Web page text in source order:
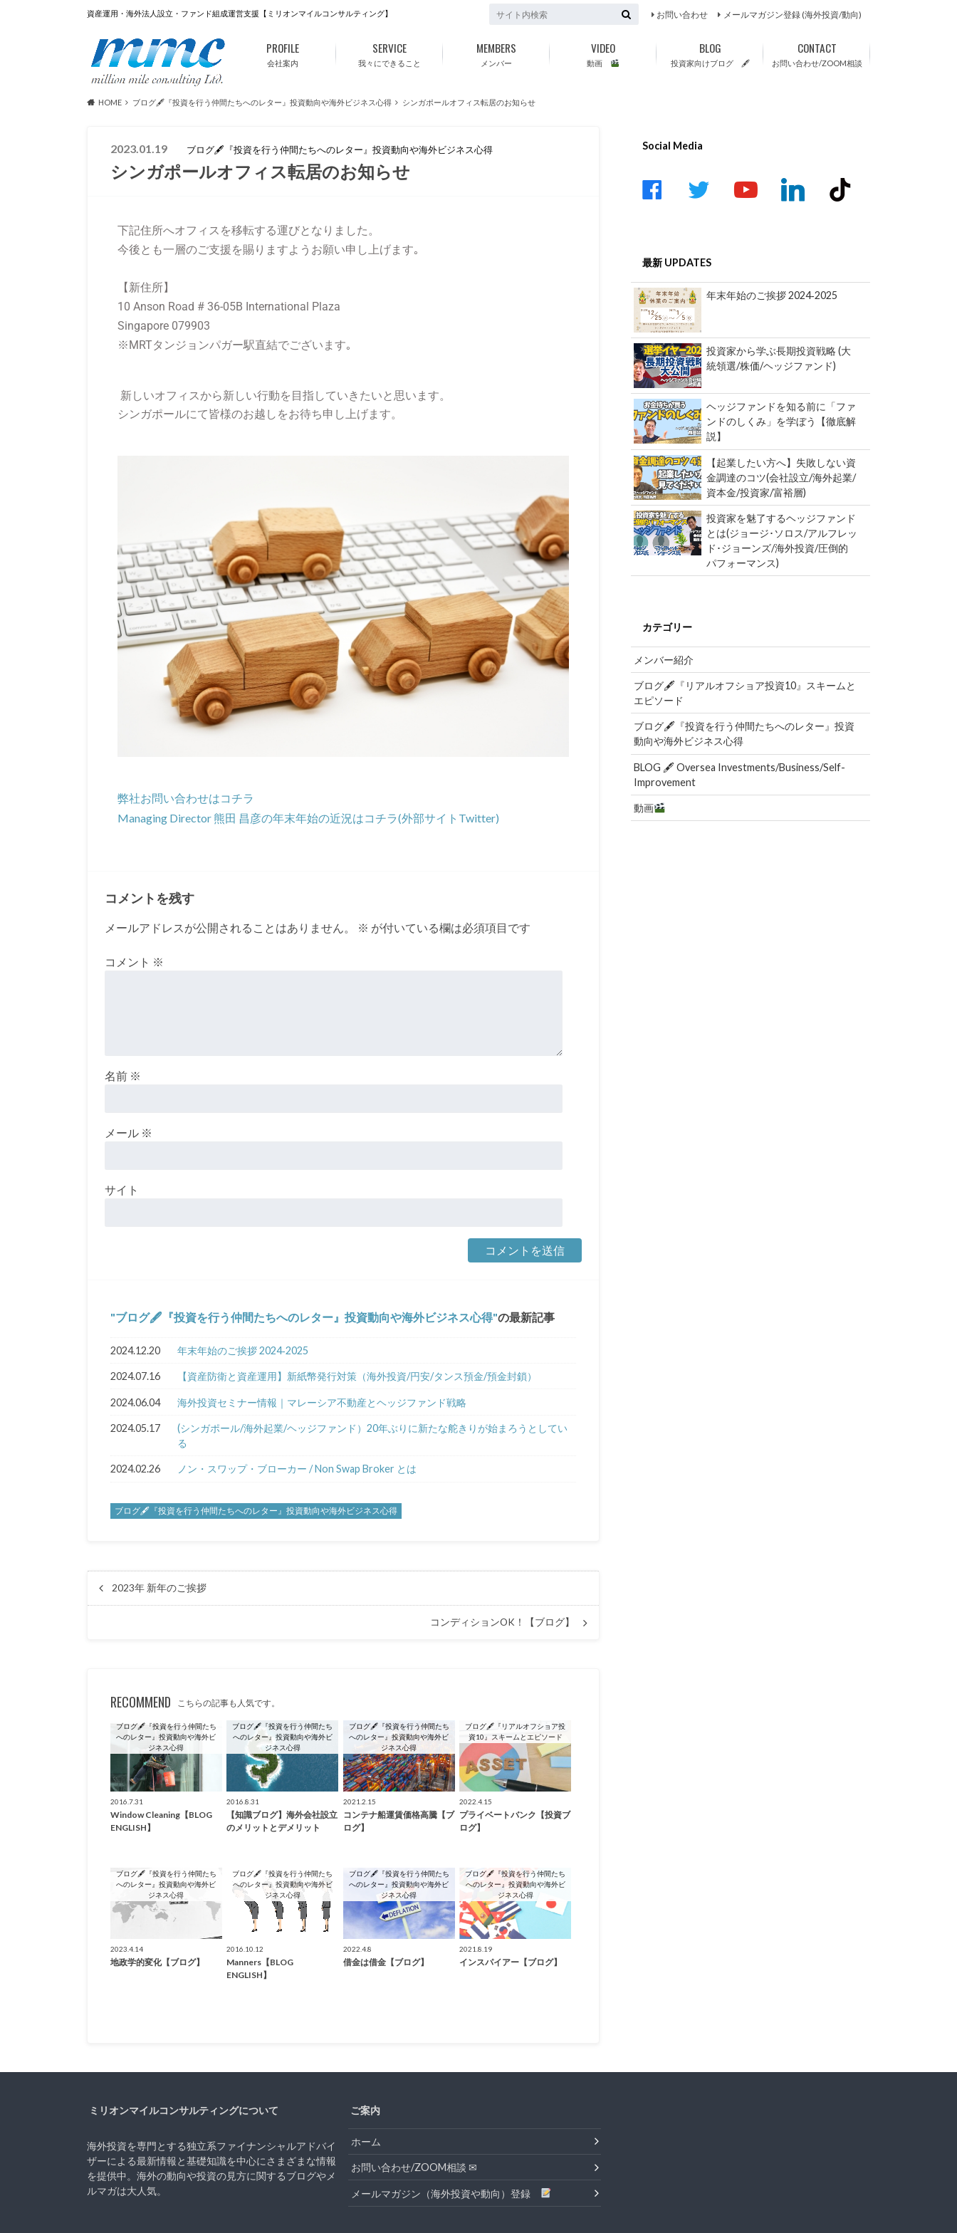
資産運用・海外法人設立・ファンド組成運営支援【ミリオンマイルコンサルティング】 お問い合わせ メールマガジン登録 (海外投資/動向)
会社案内
PROFILE
我々にできること
SERVICE
メンバー
MEMBERS
動画
VIDEO
投資家向けブログ 🖋
BLOG
お問い合わせ/ZOOM相談
CONTACT
HOME ブログ🖋『投資を行う仲間たちへのレター』投資動向や海外ビジネス心得 シンガポールオフィス転居のお知らせ
2023.01.19 ブログ🖋『投資を行う仲間たちへのレター』投資動向や海外ビジネス心得
シンガポールオフィス転居のお知らせ
下記住所へオフィスを移転する運びとなりました。
今後とも一層のご支援を賜りますようお願い申し上げます｡
【新住所】
10 Anson Road # 36-05B International Plaza
Singapore 079903
※MRTタンジョンパガー駅直結でございます｡
新しいオフィスから新しい行動を目指していきたいと思います。
シンガポールにて皆様のお越しをお待ち申し上げます。
弊社お問い合わせはコチラ
Managing Director 熊田 昌彦の年末年始の近況はコチラ(外部サイトTwitter)
コメントを残す
メールアドレスが公開されることはありません。 ※ が付いている欄は必須項目です
コメント ※
名前 ※
メール ※
サイト
ブログ🖋『投資を行う仲間たちへのレター』投資動向や海外ビジネス心得 の最新記事
2024.12.20 年末年始のご挨拶 2024‐2025
2024.07.16 【資産防衛と資産運用】新紙幣発行対策（海外投資/円安/タンス預金/預金封鎖）
2024.06.04 海外投資セミナー情報｜マレーシア不動産とヘッジファンド戦略
2024.05.17
(シンガポール/海外起業/ヘッジファンド）20年ぶりに新たな舵きりが始まろうとしてい
る
2024.02.26 ノン・スワップ・ブローカー / Non Swap Broker とは
ブログ🖋『投資を行う仲間たちへのレター』投資動向や海外ビジネス心得
2023年 新年のご挨拶
コンディションOK！【ブログ】
RECOMMEND こちらの記事も人気です。
ブログ🖋『投資を行う仲間たち
へのレター』投資動向や海外ビ
ジネス心得
2016.7.31
Window Cleaning【BLOG
ENGLISH】
ブログ🖋『投資を行う仲間たち
へのレター』投資動向や海外ビ
ジネス心得
2016.8.31
【知識ブログ】海外会社設立
のメリットとデメリット
ブログ🖋『投資を行う仲間たち
へのレター』投資動向や海外ビ
ジネス心得
2021.2.15
コンテナ船運賃価格高騰【ブ
ログ】
ブログ🖋『リアルオフショア投
資10』スキームとエピソード
2022.4.15
プライベートバンク【投資ブ
ログ】
ブログ🖋『投資を行う仲間たち
へのレター』投資動向や海外ビ
ジネス心得
2023.4.14
地政学的変化【ブログ】
ブログ🖋『投資を行う仲間たち
へのレター』投資動向や海外ビ
ジネス心得
2016.10.12
Manners【BLOG
ENGLISH】
ブログ🖋『投資を行う仲間たち
へのレター』投資動向や海外ビ
ジネス心得
2022.4.8
借金は借金【ブログ】
ブログ🖋『投資を行う仲間たち
へのレター』投資動向や海外ビ
ジネス心得
2021.8.19
インスパイアー【ブログ】
Social Media
最新 UPDATES
年末年始のご挨拶 2024‐2025
投資家から学ぶ長期投資戦略 (大
統領選/株価/ヘッジファンド)
ヘッジファンドを知る前に「ファ
ンドのしくみ」を学ぼう【徹底解
説】
【起業したい方へ】失敗しない資
金調達のコツ(会社設立/海外起業/
資本金/投資家/富裕層)
投資家を魅了するヘッジファンド
とは(ジョージ･ソロス/アルフレッ
ド･ジョーンズ/海外投資/圧倒的
パフォーマンス)
カテゴリー
メンバー紹介
ブログ🖋『リアルオフショア投資10』スキームと
エピソード
ブログ🖋『投資を行う仲間たちへのレター』投資
動向や海外ビジネス心得
BLOG 🖋 Oversea Investments/Business/Self-
Improvement
動画
ミリオンマイルコンサルティングについて
海外投資を専門とする独立系ファイナンシャルアドバイ
ザーによる最新情報と基礎知識を中心にさまざまな情報
を提供中。海外の動向や投資の見方に関するブログやメ
ルマガは大人気。
ご案内
ホーム
お問い合わせ/ZOOM相談 ✉
メールマガジン（海外投資や動向）登録